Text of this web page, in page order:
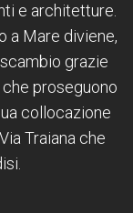
e architetture.
a Mare diviene,
grazie
proseguono
collocazione
Traiana che